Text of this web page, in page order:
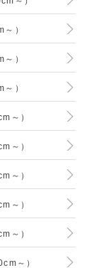
）
）
）
～）
～）
～）
～）
～）
～）